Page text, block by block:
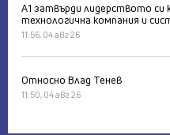
А1 затвърди лидерството
технологична компания и
11:56, 04 авг 26
Относно Влад Тенев
11:50, 04 авг 26